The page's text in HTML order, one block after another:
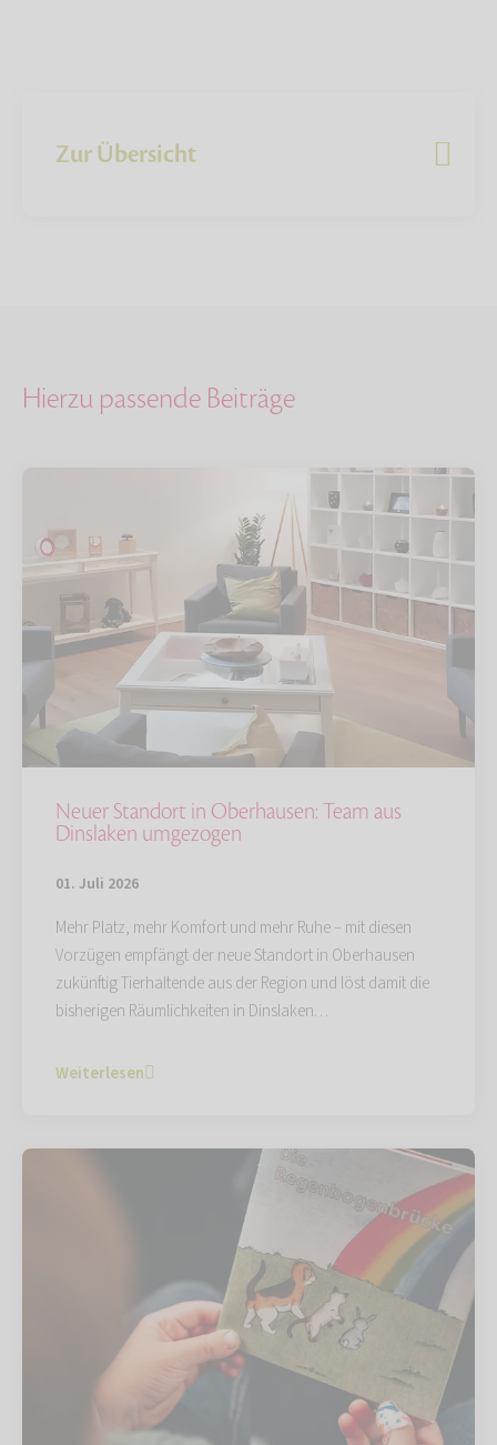
Zur Übersicht
Hierzu passende Beiträge
Neuer Standort in Oberhausen: Team aus
Dinslaken umgezogen
01. Juli 2026
Mehr Platz, mehr Komfort und mehr Ruhe – mit diesen
Vorzügen empfängt der neue Standort in Oberhausen
zukünftig Tierhaltende aus der Region und löst damit die
bisherigen Räumlichkeiten in Dinslaken…
Weiterlesen